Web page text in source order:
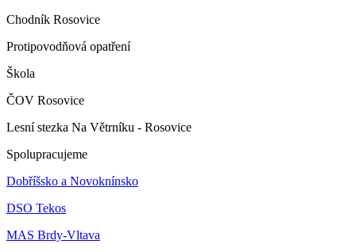
Chodník Rosovice
Protipovodňová opatření
Škola
ČOV Rosovice
Lesní stezka Na Větrníku - Rosovice
Spolupracujeme
Dobříšsko a Novoknínsko
DSO Tekos
MAS Brdy-Vltava